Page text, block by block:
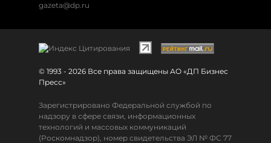
gazeta@dp.ru
© 1993 - 2026 Все права защищены АО «ДП Бизнес
Пресс»
Зарегистрировано Федеральной службой по
надзору в сфере связи, информационных
технологий и массовых коммуникаций
(Роскомнадзор), номер свидетельства ЭЛ № ФС 77